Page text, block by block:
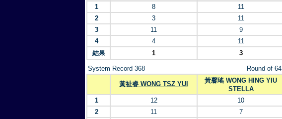
1
8
11
2
3
11
3
11
9
4
4
11
結果
1 3
System Record 368 Round of 64
黃祉睿 WONG TSZ YUI
黃馨瑤 WONG HING YIU
STELLA
1
12
10
2
11
7